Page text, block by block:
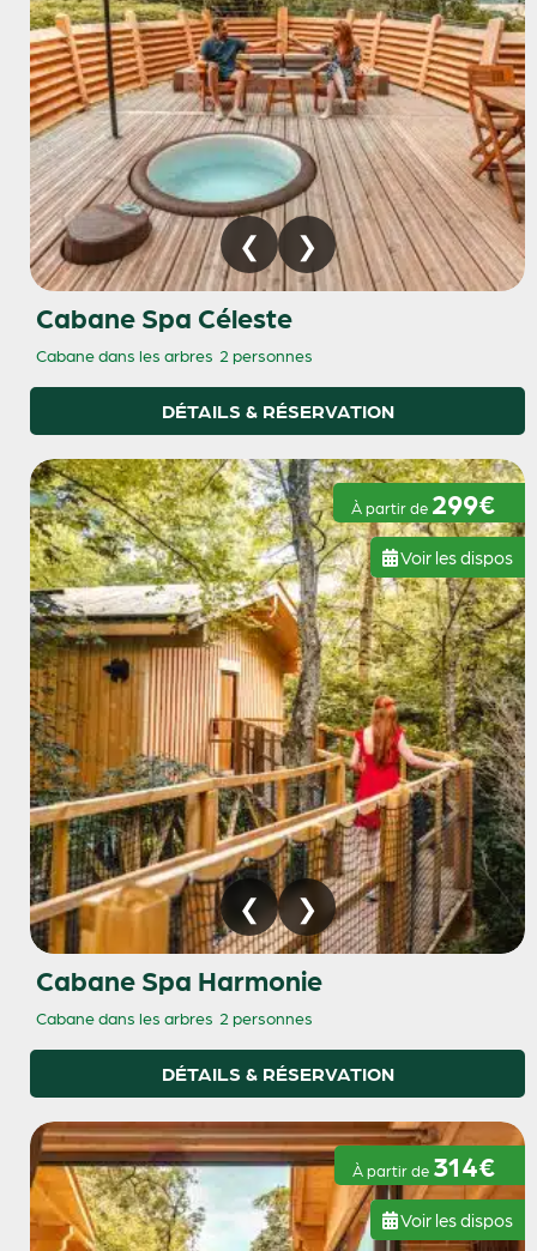
Cabane Spa Céleste
Cabane dans les arbres 2 personnes
DÉTAILS & RÉSERVATION
À partir de 299€
Voir les dispos
Cabane Spa Harmonie
Cabane dans les arbres 2 personnes
DÉTAILS & RÉSERVATION
À partir de 314€
Voir les dispos